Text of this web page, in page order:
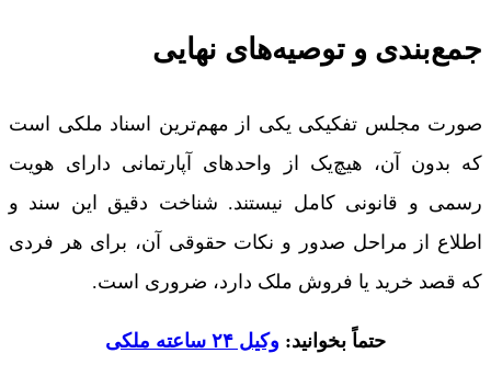
جمع‌بندی و توصیه‌های نهایی
صورت مجلس تفکیکی یکی از مهم‌ترین اسناد ملکی است
که بدون آن، هیچ‌یک از واحدهای آپارتمانی دارای هویت
رسمی و قانونی کامل نیستند. شناخت دقیق این سند و
اطلاع از مراحل صدور و نکات حقوقی آن، برای هر فردی
که قصد خرید یا فروش ملک دارد، ضروری است.
حتماً بخوانید: وکیل ۲۴ ساعته ملکی